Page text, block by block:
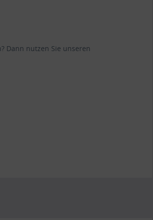
Dann nutzen Sie unseren